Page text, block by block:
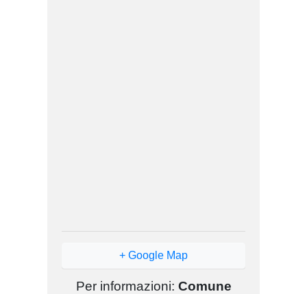
+ Google Map
Per informazioni: Comune